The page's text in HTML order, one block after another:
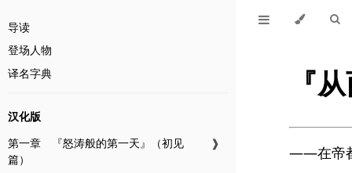
导读
登场人物
译名字典
汉化版
第一章 『怒涛般的第一天』（初见
篇）
❱
『
――在帝